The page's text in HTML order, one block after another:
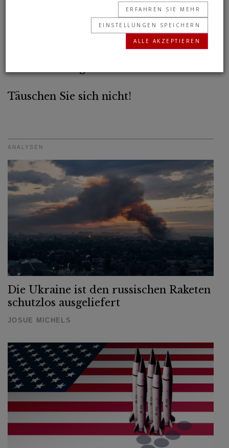
Täuschen Sie sich nicht!
ANALYSEN
Die Ukraine ist den russischen Raketen
schutzlos ausgeliefert
JOSUE MICHELS
ERFAHREN SIE MEHR
EINSTELLUNGEN SPEICHERN
ALLE AKZEPTIEREN